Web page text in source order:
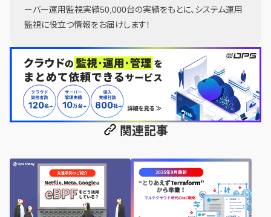
ーバー運用監視実績50,000台の実績をもとに、システム運用
監視に役立つ情報をお届けします！
関連記事